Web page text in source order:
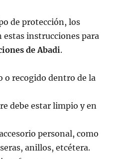
de protección, los
estas instrucciones para
de Abadi.
o recogido dentro de la
debe estar limpio y en
personal, como
anillos, etcétera.